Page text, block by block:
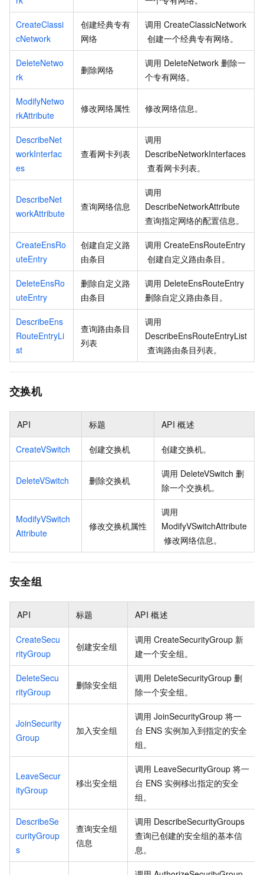
CreateClassi
cNetwork
创建经典专有
网络
调用 CreateClassicNetwork
创建一个经典专有网络。
DeleteNetwo
rk
删除网络
调用 DeleteNetwork 删除一
个专有网络。
ModifyNetwo
rkAttribute
修改网络属性 修改网络信息。
DescribeNet
workInterfac
es
查看网卡列表
调用
DescribeNetworkInterfaces
查看网卡列表。
DescribeNet
workAttribute
查询网络信息
调用
DescribeNetworkAttribute
查询指定网络的配置信息。
CreateEnsRo
uteEntry
创建自定义路
由条目
调用 CreateEnsRouteEntry
创建自定义路由条目。
DeleteEnsRo
uteEntry
删除自定义路
由条目
调用 DeleteEnsRouteEntry
删除自定义路由条目。
DescribeEns
RouteEntryLi
st
查询路由条目
列表
调用
DescribeEnsRouteEntryList
查询路由条目列表。
交换机
API 标题 API 概述
CreateVSwitch 创建交换机 创建交换机。
DeleteVSwitch 删除交换机
调用 DeleteVSwitch 删
除一个交换机。
ModifyVSwitch
Attribute
修改交换机属性
调用
ModifyVSwitchAttribute
修改网络信息。
安全组
API 标题 API 概述
CreateSecu
rityGroup
创建安全组
调用 CreateSecurityGroup 新
建一个安全组。
DeleteSecu
rityGroup
删除安全组
调用 DeleteSecurityGroup 删
除一个安全组。
JoinSecurity
Group
加入安全组
调用 JoinSecurityGroup 将一
台 ENS 实例加入到指定的安全
组。
LeaveSecur
ityGroup
移出安全组
调用 LeaveSecurityGroup 将一
台 ENS 实例移出指定的安全
组。
DescribeSe
curityGroup
s
查询安全组
信息
调用 DescribeSecurityGroups
查询已创建的安全组的基本信
息。